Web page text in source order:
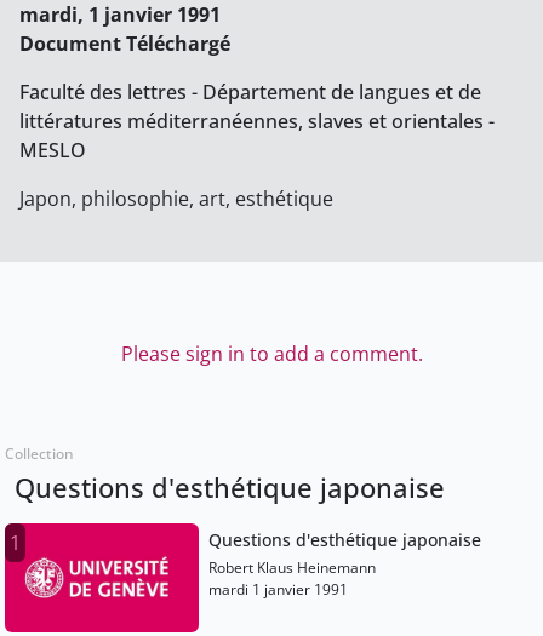
mardi, 1 janvier 1991
Document Téléchargé
Faculté des lettres - Département de langues et de
littératures méditerranéennes, slaves et orientales -
MESLO
Japon, philosophie, art, esthétique
Please sign in to add a comment.
Collection
Questions d'esthétique japonaise
1 Questions d'esthétique japonaise
Robert Klaus Heinemann
mardi 1 janvier 1991